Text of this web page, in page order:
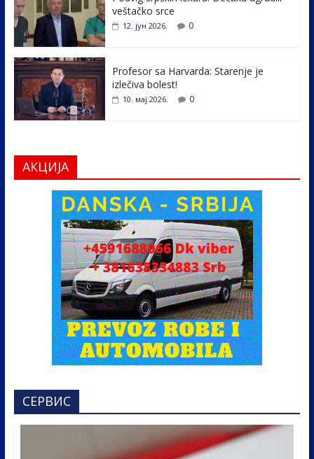
veštačko srce
12. јун 2026. 0
Profesor sa Harvarda: Starenje je
izlečiva bolest!
10. мај 2026. 0
АКЦИЈА
СЕРВИС